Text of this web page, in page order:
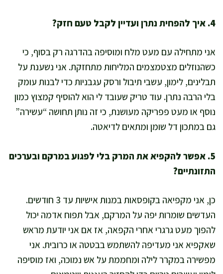
4. איך להפחית נתרן ועדיין לקבל טעם חזק?
אני מתחילה עם מעט מלח ומוסיפה בהדרגה רק בסוף, כי
כשהנוזלים מצטמצמים המליחות מתחזקת. אני נשענת על
תבלינים, לימון, עשבי תיבול ורסק עגבניות כדי לבנות עומק
בלי הרבה נתרן. עוד טריק שעובד לי הוא להוסיף קמצוץ כמון
נוסף או מעט פפריקה מעושנת, כי זה נותן תחושה “עשירה”
גם במתכון דל שומן ומתאים לדיאטה.
5. אפשר להקפיא את המרק בלי לפגוע במרקם ובערכים
התזונתיים?
כן, אני מקפיאה בקופסאות במנות אישיות עד 3 חודשים.
העדשים שומרות יפה על המרקם, אבל תפוח אדמה יכול
להפוך מעט גרגרי אחרי הקפאה, אז אם אני יודעת מראש
שאקפיא אני מעדיפה להשתמש בבטטה או כרובית. אני
מפשירה במקרר לילה ומחממת על אש נמוכה, ואז מוסיפה